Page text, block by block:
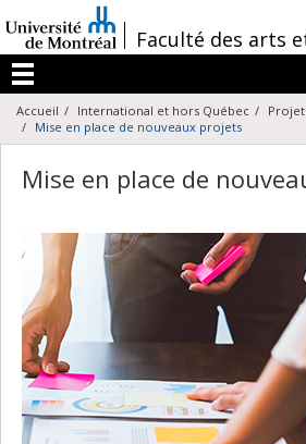
au
contenu
/Faculté des arts
Menu
Accueil International et hors Québec
Mise en place de nouveaux projets
Mise en place de